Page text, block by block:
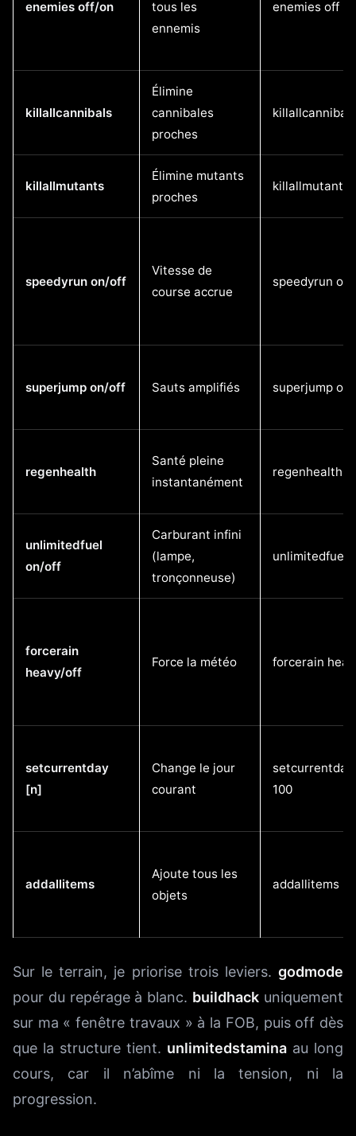
enemies off/on
tous les
ennemis
enemies off
killallcannibals
Élimine
cannibales
proches
killallcannibals
killallmutants
Élimine mutants
proches
killallmutants
speedyrun on/off
Vitesse de
course accrue
speedyrun on
superjump on/off Sauts amplifiés superjump on
regenhealth
Santé pleine
instantanément
regenhealth
unlimitedfuel
on/off
Carburant infini
(lampe,
tronçonneuse)
unlimitedfuel
forcerain
heavy/off
Force la météo forcerain
setcurrentday
[n]
Change le jour
courant
setcurrentday
100
addallitems
Ajoute tous les
objets
addallitems
Sur le terrain, je priorise trois leviers. godmode
pour du repérage à blanc. buildhack uniquement
sur ma « fenêtre travaux » à la FOB, puis off dès
que la structure tient. unlimitedstamina au long
cours, car il n’abîme ni la tension, ni la
progression.